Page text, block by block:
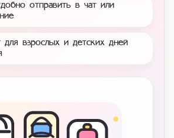
отправить в чат или
для взрослых и детских дней